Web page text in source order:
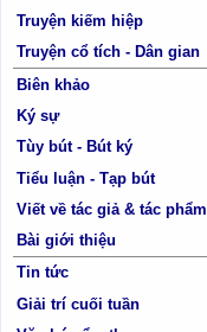
Truyện kiếm hiệp
Truyện cổ tích - Dân gian
Biên khảo
Ký sự
Tùy bút - Bút ký
Tiểu luận - Tạp bút
Viết về tác giả & tác phẩm
Bài giới thiệu
Tin tức
Giải trí cuối tuần